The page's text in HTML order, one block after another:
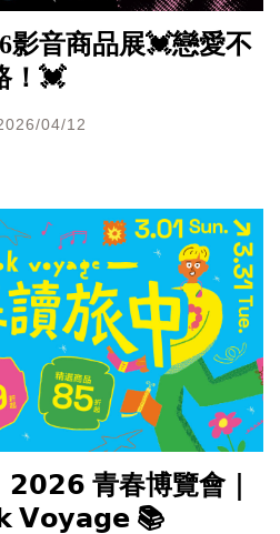
影音商品展💓戀愛不
！💓
04/12
𝟮𝟬𝟮𝟲 青春博覽會｜
𝗩𝗼𝘆𝗮𝗴𝗲 📚